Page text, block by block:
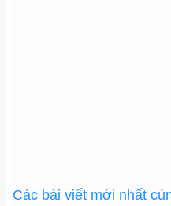
Các bài viết mới nhất